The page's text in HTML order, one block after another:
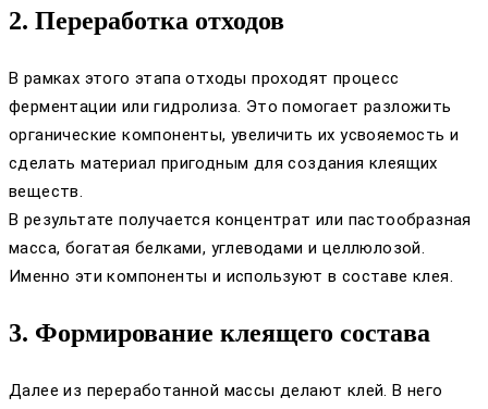
2. Переработка отходов
В рамках этого этапа отходы проходят процесс
ферментации или гидролиза. Это помогает разложить
органические компоненты, увеличить их усвояемость и
сделать материал пригодным для создания клеящих
веществ.
В результате получается концентрат или пастообразная
масса, богатая белками, углеводами и целлюлозой.
Именно эти компоненты и используют в составе клея.
3. Формирование клеящего состава
Далее из переработанной массы делают клей. В него